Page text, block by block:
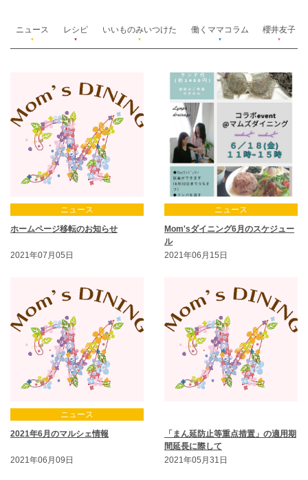
ニュース
▼
レシピ
▼
いいものみいつけた
▼
働くママコラム
▼
櫻井友子
▼
ニュース
ホームページ移転のお知らせ
2021年07月05日
ニュース
Mom'sダイニング6月のスケジュー
ル
2021年06月15日
ニュース
2021年6月のマルシェ情報
2021年06月09日
「まん延防止等重点措置」の適用期
間延長に際して
2021年05月31日